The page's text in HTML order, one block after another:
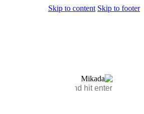
Skip to content Skip to footer